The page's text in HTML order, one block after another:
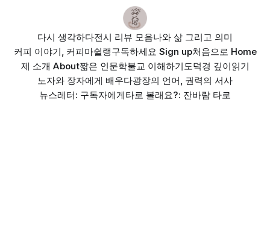
다시 생각하다전시 리뷰 모음나와 삶 그리고 의미
커피 이야기, 커피마쉴랭구독하세요 Sign up처음으로 Home
제 소개 About짧은 인문학불교 이해하기도덕경 깊이읽기
노자와 장자에게 배우다광장의 언어, 권력의 서사
뉴스레터: 구독자에게타로 볼래요?: 잔바람 타로